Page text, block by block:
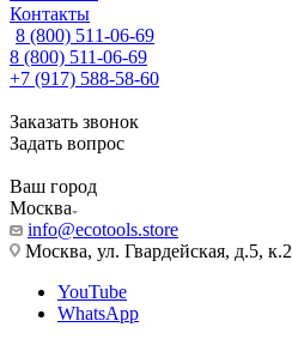
Контакты
8 (800) 511-06-69
8 (800) 511-06-69
+7 (917) 588-58-60
Заказать звонок
Задать вопрос
Ваш город
Москва
info@ecotools.store
Москва, ул. Гвардейская, д.5, к.2
YouTube
WhatsApp